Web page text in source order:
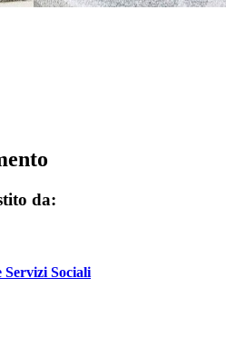
da:
Sociali